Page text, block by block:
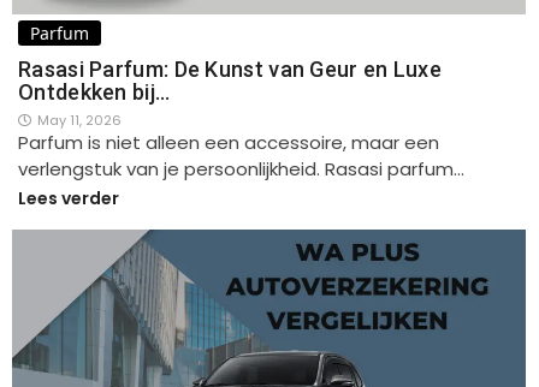
Parfum
Rasasi Parfum: De Kunst van Geur en Luxe
Ontdekken bij…
May 11, 2026
Parfum is niet alleen een accessoire, maar een
verlengstuk van je persoonlijkheid. Rasasi parfum…
Lees verder